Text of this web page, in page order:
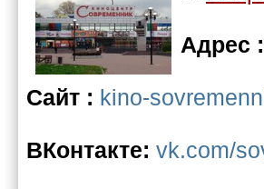
Адрес :
Сайт : kino-
ВКонтакте: vk.com/